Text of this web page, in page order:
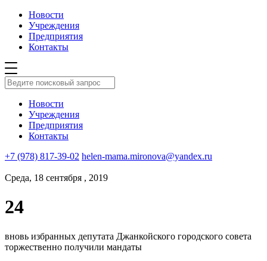
Новости
Учреждения
Предприятия
Контакты
Новости
Учреждения
Предприятия
Контакты
+7 (978) 817-39-02 helen-mama.mironova@yandex.ru
Среда, 18 сентября , 2019
24
вновь избранных депутата Джанкойского городского совета
торжественно получили мандаты